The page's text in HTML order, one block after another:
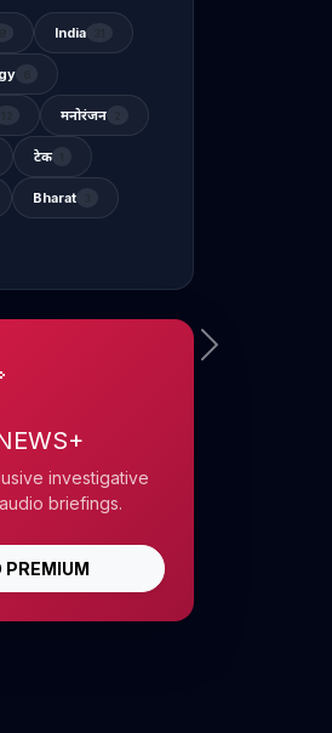
India
मनोरंजन
टेक
Bharat
investigative
briefings.
PREMIUM